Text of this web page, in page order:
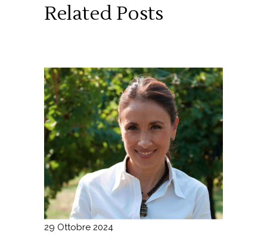
Related Posts
29 Ottobre 2024